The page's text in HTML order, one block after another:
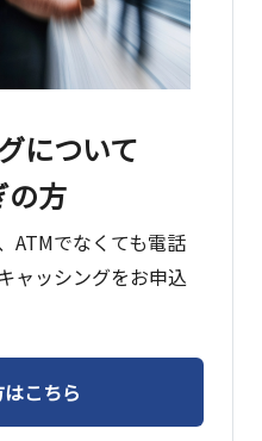
について
の方
ATMでなくても電話
ャッシングをお申込
こちら